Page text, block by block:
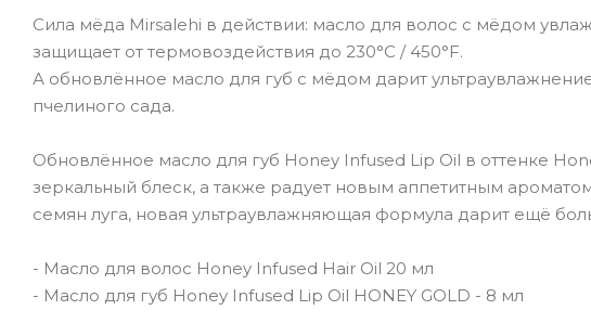
Сила мёда Mirsalehi в действии: масло для волос с мёдом
защищает от термовоздействия до 230°C / 450°F.
А обновлённое масло для губ с мёдом дарит
пчелиного сада.
Обновлённое масло для губ Honey Infused Lip Oil в оттенке
зеркальный блеск, а также радует новым аппетитным
семян луга, новая ультраувлажняющая формула дарит ещё
- Масло для волос Honey Infused Hair Oil 20 мл
- Масло для губ Honey Infused Lip Oil HONEY GOLD - 8 мл